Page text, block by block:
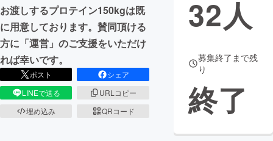
お渡しするプロテイン150kgは既
に用意しております。賛同頂ける
方に「運営」のご支援をいただけ
れば幸いです。
ポスト
シェア
LINEで送る
URLコピー
埋め込み
QRコード
32人
募集終了まで残
り
終了